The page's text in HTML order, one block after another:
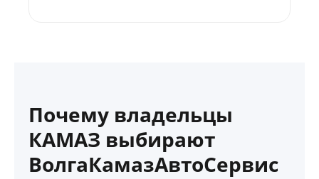
Почему владельцы
КАМАЗ выбирают
ВолгаКамазАвтоСервис